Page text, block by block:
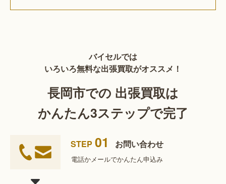
バイセルでは
いろいろ無料な出張買取がオススメ！
長岡市での 出張買取は
かんたん3ステップで完了
STEP 01 お問い合わせ
電話かメールでかんたん申込み